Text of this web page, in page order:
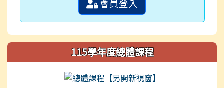
會員登入
115學年度總體課程